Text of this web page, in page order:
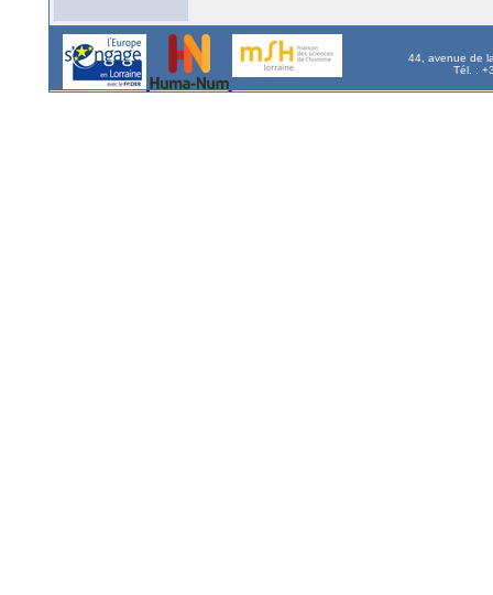
44, avenue de
Tél. :